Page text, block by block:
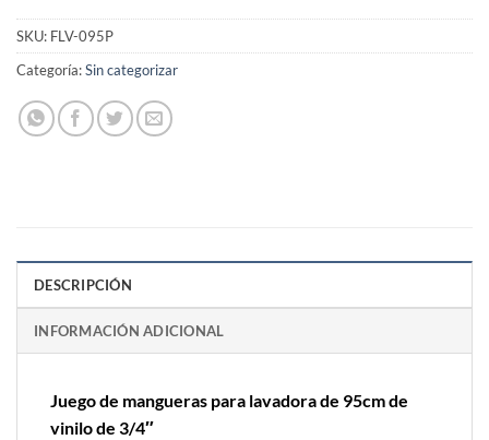
SKU: FLV-095P
Categoría:Sin categorizar
DESCRIPCIÓN
INFORMACIÓN ADICIONAL
Juego de mangueras para lavadora de 95cm de
vinilo de 3/4″